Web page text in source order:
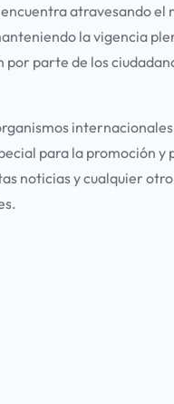
atravesando
la vigencia
parte de los
para la promoción
noticias y cualquier